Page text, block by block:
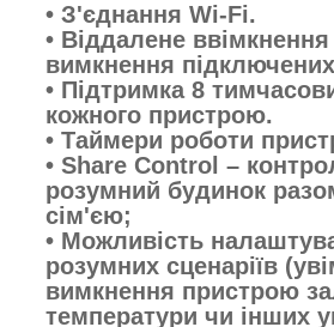
• З'єднання Wi-Fi.
• Віддалене
вимкнення
• Підтримка 8
кожного пристрою.
• Таймери роботи
• Share Control –
розумний будинок
сім'єю;
• Можливість
розумних сценаріїв
вимкнення пристрою
температури чи інших